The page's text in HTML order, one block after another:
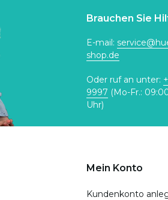
Brauchen Sie
E-mail:
shop.de
Oder ruf an unter:
9997 (Mo-Fr.:
Uhr)
Mein Konto
Kundenkonto